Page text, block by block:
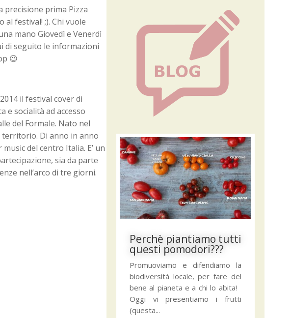
precisione prima Pizza
festival! ;). Chi vuole
mano Giovedì e Venerdì
di seguito le informazioni
😉
il festival cover di
e socialità ad accesso
del Formale. Nato nel
territorio. Di anno in anno
del centro Italia. E’ un
sia da parte
nell’arco di tre giorni.
Perchè piantiamo tutti
questi pomodori???
Promuoviamo e difendiamo la
biodiversità locale, per fare del
bene al pianeta e a chi lo abita!
Oggi vi presentiamo i frutti
(questa...